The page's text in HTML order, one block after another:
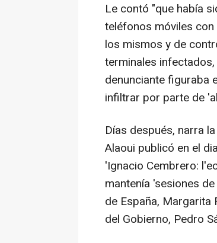
Le contó "que había
teléfonos móviles
los mismos y de
terminales
denunciante figuraba
infiltrar por parte de
Días después, narra
Alaoui publicó en el
'Ignacio Cembrero:
mantenía 'sesiones
de España, Margarita
del Gobierno, Pedro